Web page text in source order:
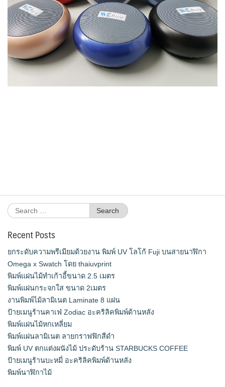
Search
for:
Recent Posts
ยกระดับความพรีเมียมด้วยงาน พิมพ์ UV โลโก้ Fuji บนสายนาฬิกา
Omega x Swatch โดย thaiuvprint
พิมพ์แผ่นไม้ทำเก้าอี้ขนาด 2.5 เมตร
พิมพ์แผ่นกระจกใส ขนาด 2เมตร
งานพิมพ์ไม้ลามิเนต Laminate 8 แผ่น
ป้ายเมนูร้านคาเฟ่ Zodiac อะคริลิคพิมพ์ด้านหลัง
พิมพ์แผ่นไม้หกเหลี่ยม
พิมพ์แผ่นลามิเนต ลายกราฟฟิกสีดำ
พิมพ์ UV ตกแต่งผนังไม้ ประดับร้าน STARBUCKS COFFEE
ป้ายเมนูร้านบะหมี่ อะคริลิคพิมพ์ด้านหลัง
พิมพ์นาฬิกาไม้